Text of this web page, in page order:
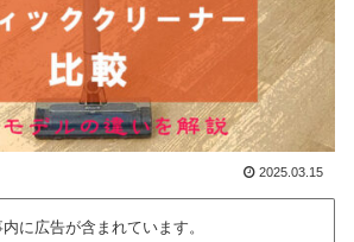
2025.03.15
に広告が含まれています。